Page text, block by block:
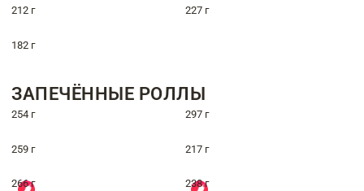
212 г 227 г
182 г
ЗАПЕЧЁННЫЕ РОЛЛЫ
254 г 297 г
259 г 217 г
266 г 238 г